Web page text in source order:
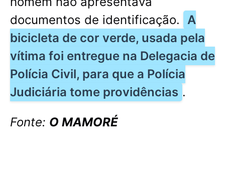
documentos de identificação. A
bicicleta de cor verde, usada pela
vítima foi entregue na Delegacia de
Polícia Civil, para que a Polícia
Judiciária tome providências .
Fonte: O MAMORÉ